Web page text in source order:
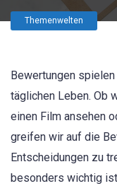
Themenwelten
Bewertungen
täglichen Leben. Ob
einen Film ansehen
greifen wir auf die
Entscheidungen zu
besonders wichtig